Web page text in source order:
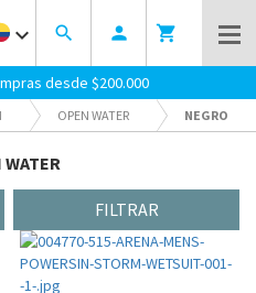
keyboard_arrow_down search person shopping_cart
desde $200.000
OPEN WATER NEGRO
WATER
FILTRAR